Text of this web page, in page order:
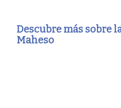
Descubre más sobre
Maheso